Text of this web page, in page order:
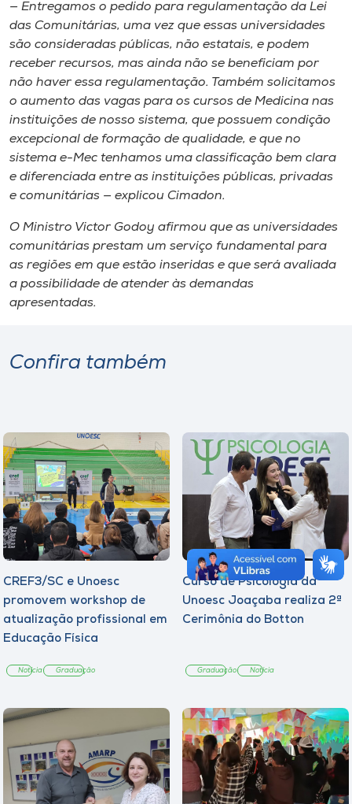
— Entregamos o pedido para regulamentação da Lei
das Comunitárias, uma vez que essas universidades
são consideradas públicas, não estatais, e podem
receber recursos, mas ainda não se beneficiam por
não haver essa regulamentação. Também solicitamos
o aumento das vagas para os cursos de Medicina nas
instituições de nosso sistema, que possuem condição
excepcional de formação de qualidade, e que no
sistema e-Mec tenhamos uma classificação bem clara
e diferenciada entre as instituições públicas, privadas
e comunitárias — explicou Cimadon.
O Ministro Victor Godoy afirmou que as universidades
comunitárias prestam um serviço fundamental para
as regiões em que estão inseridas e que será avaliada
a possibilidade de atender às demandas
apresentadas.
Confira também
CREF3/SC e Unoesc
promovem workshop de
atualização profissional em
Educação Física
Notícia Graduação
Curso de Psicologia da
Unoesc Joaçaba realiza 2ª
Cerimônia do Botton
Graduação Notícia